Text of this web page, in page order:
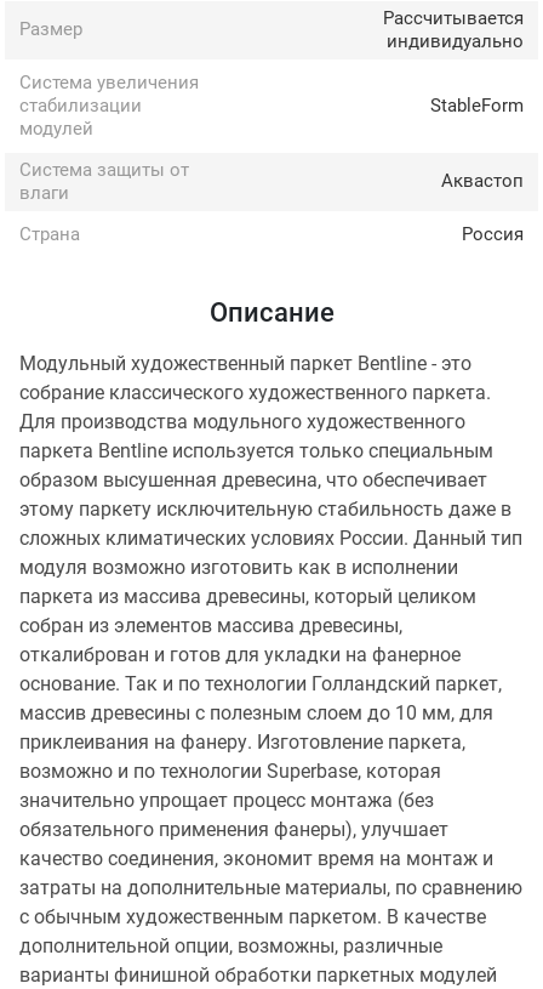
Размер
Рассчитывается
индивидуально
Система увеличения
стабилизации
модулей
StableForm
Система защиты от
влаги
Аквастоп
Страна Россия
Описание
Модульный художественный паркет Bentline - это
собрание классического художественного паркета.
Для производства модульного художественного
паркета Bentline используется только специальным
образом высушенная древесина, что обеспечивает
этому паркету исключительную стабильность даже в
сложных климатических условиях России. Данный тип
модуля возможно изготовить как в исполнении
паркета из массива древесины, который целиком
собран из элементов массива древесины,
откалиброван и готов для укладки на фанерное
основание. Так и по технологии Голландский паркет,
массив древесины с полезным слоем до 10 мм, для
приклеивания на фанеру. Изготовление паркета,
возможно и по технологии Superbase, которая
значительно упрощает процесс монтажа (без
обязательного применения фанеры), улучшает
качество соединения, экономит время на монтаж и
затраты на дополнительные материалы, по сравнению
с обычным художественным паркетом. В качестве
дополнительной опции, возможны, различные
варианты финишной обработки паркетных модулей